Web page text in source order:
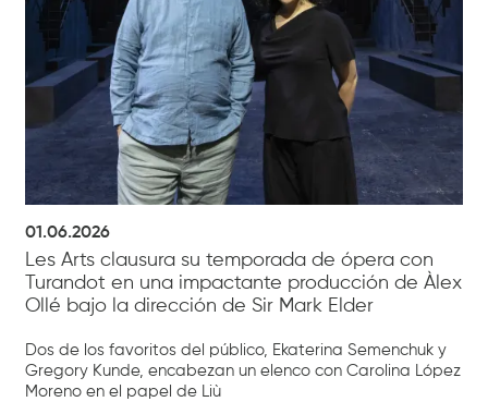
01.06.2026
Les Arts clausura su temporada de ópera con
Turandot en una impactante producción de Àlex
Ollé bajo la dirección de Sir Mark Elder
Dos de los favoritos del público, Ekaterina Semenchuk y
Gregory Kunde, encabezan un elenco con Carolina López
Moreno en el papel de Liù